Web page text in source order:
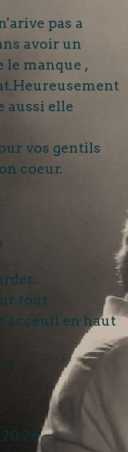
pas a
avoir un
le manque ,
aussi elle
vos gentils
coeur.
tout
en haut